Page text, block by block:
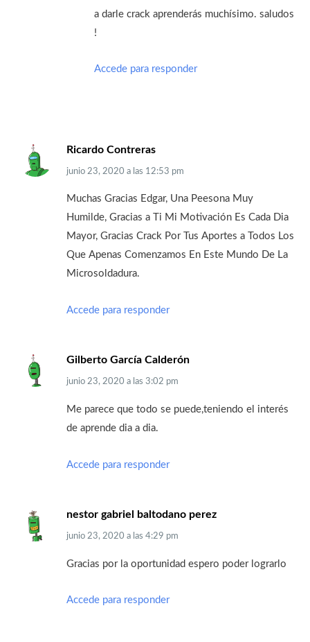
a darle crack aprenderás muchísimo. saludos
!
Accede para responder
Ricardo Contreras
junio 23, 2020 a las 12:53 pm
Muchas Gracias Edgar, Una Peesona Muy
Humilde, Gracias a Ti Mi Motivación Es Cada Dia
Mayor, Gracias Crack Por Tus Aportes a Todos Los
Que Apenas Comenzamos En Este Mundo De La
Microsoldadura.
Accede para responder
Gilberto García Calderón
junio 23, 2020 a las 3:02 pm
Me parece que todo se puede,teniendo el interés
de aprende dia a dia.
Accede para responder
nestor gabriel baltodano perez
junio 23, 2020 a las 4:29 pm
Gracias por la oportunidad espero poder lograrlo
Accede para responder